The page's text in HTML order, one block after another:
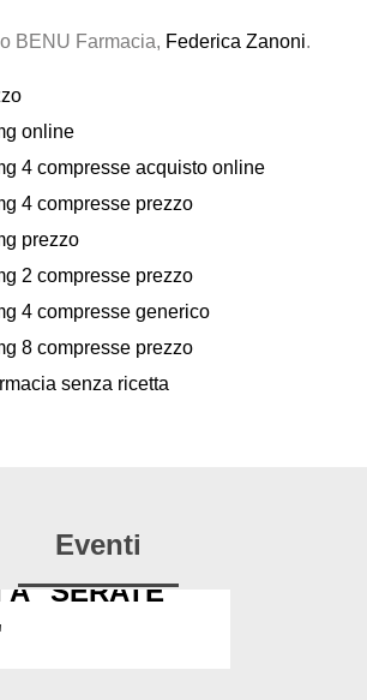
BENU Farmacia, Federica Zanoni.
online
4 compresse acquisto online
4 compresse prezzo
prezzo
2 compresse prezzo
4 compresse generico
8 compresse prezzo
senza ricetta
Eventi
A "SERATE